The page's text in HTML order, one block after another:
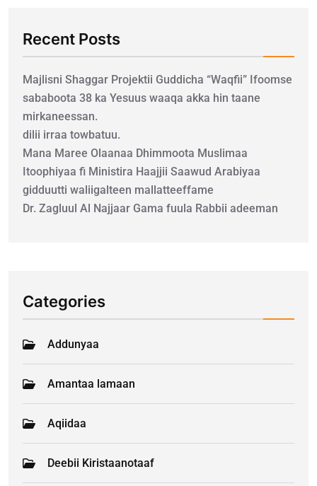
Recent Posts
Majlisni Shaggar Projektii Guddicha “Waqfii” Ifoomse
sababoota 38 ka Yesuus waaqa akka hin taane
mirkaneessan.
dilii irraa towbatuu.
Mana Maree Olaanaa Dhimmoota Muslimaa
Itoophiyaa fi Ministira Haajjii Saawud Arabiyaa
gidduutti waliigalteen mallatteeffame
Dr. Zagluul Al Najjaar Gama fuula Rabbii adeeman
Categories
Addunyaa
Amantaa lamaan
Aqiidaa
Deebii Kiristaanotaaf